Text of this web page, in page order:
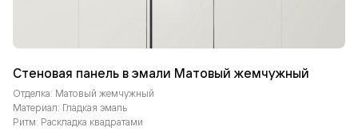
Стеновая панель в эмали Матовый жемчужный
Отделка: Матовый жемчужный
Материал: Гладкая эмаль
Ритм: Раскладка квадратами